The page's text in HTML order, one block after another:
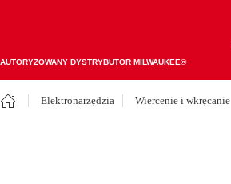
AUTORYZOWANY DYSTRYBUTOR MILWAUKEE®
Elektronarzędzia Wiercenie i wkręcanie